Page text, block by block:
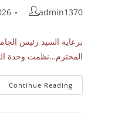
admin1370
برعاية السيد رئيس
المحترم…نظمت وحدة
Continue Reading